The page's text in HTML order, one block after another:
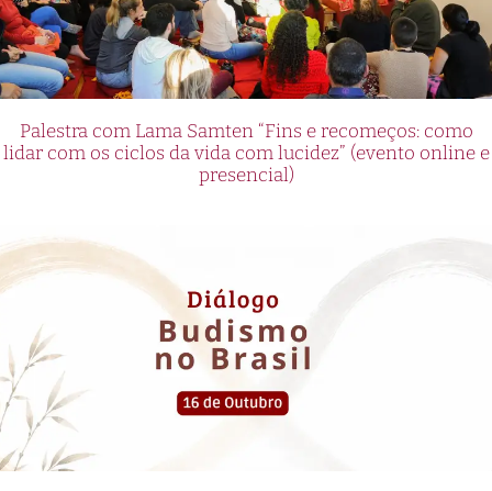
Palestra com Lama Samten “Fins e recomeços: como
lidar com os ciclos da vida com lucidez” (evento online e
presencial)